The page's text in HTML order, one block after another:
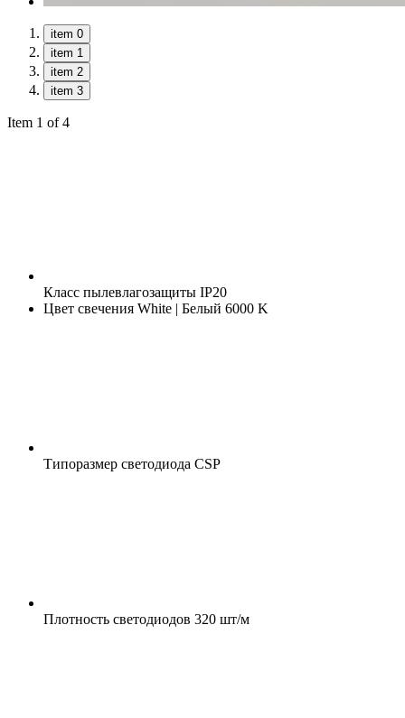
item 0
item 1
item 2
item 3
Item 1 of 4
Класс пылевлагозащиты IP20
Цвет свечения White | Белый 6000 K
Типоразмер светодиода CSP
Плотность светодиодов 320 шт/м